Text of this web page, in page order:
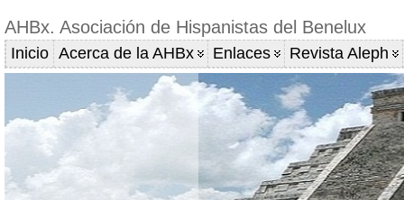
AHBx. Asociación de Hispanistas del Benelux
Inicio Acerca de la AHBx Enlaces Revista Aleph